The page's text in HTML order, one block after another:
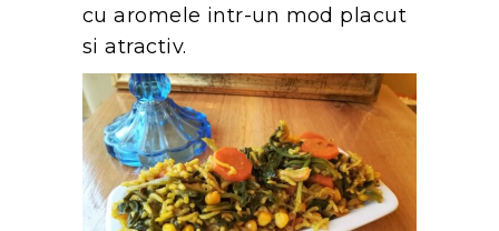
cu aromele intr-un mod placut
si atractiv.